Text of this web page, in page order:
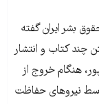
بشر ایران گفته
چند کتاب و انتشار
گلپری‌پور، هنگام خروج از
نیروهای حفاظت